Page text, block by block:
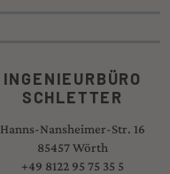
INGENIEURBÜRO
SCHLETTER
Hanns-Nansheimer-Str. 16
85457 Wörth
+49 8122 95 75 35 5